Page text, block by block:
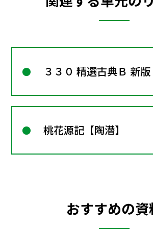
３３０ 精選古典Ｂ 新版
桃花源記【陶潜】
おすすめの資